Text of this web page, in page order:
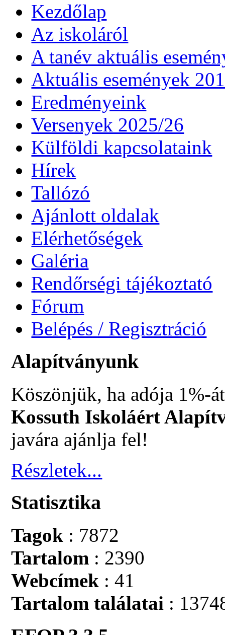
Kezdőlap
Az iskoláról
A tanév aktuális
Aktuális események
Eredményeink
Versenyek 2025/26
Külföldi kapcsolataink
Hírek
Tallózó
Ajánlott oldalak
Elérhetőségek
Galéria
Rendőrségi tájékoztató
Fórum
Belépés / Regisztráció
Alapítványunk
Köszönjük, ha adója 1%-
Kossuth Iskoláért
javára ajánlja fel!
Részletek...
Statisztika
Tagok : 7872
Tartalom : 2390
Webcímek : 41
Tartalom találatai :